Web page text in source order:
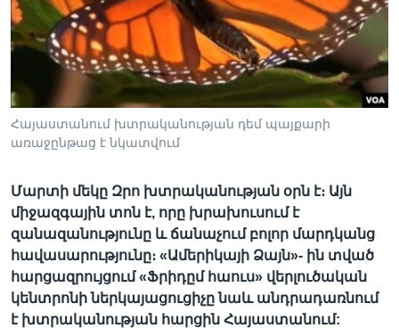
Լեզուներ
Հայաստանում խտրականության դեմ պայքարի
առաջընթաց է նկատվում
Մարտի մեկը Զրո խտրականության օրն է։ Այն
միջազգային տոն է, որը խրախուսում է
զանազանությունը և ճանաչում բոլոր մարդկանց
հավասարությունը։ «Ամերիկայի Ձայն»- ին տված
հարցազրույցում «Ֆրիդըմ հաուս» վերլուծական
կենտրոնի ներկայացուցիչը նաև անդրադառնում
է խտրականության հարցին Հայաստանում: